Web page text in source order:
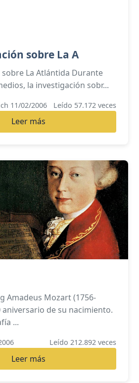
sobre La A
La Atlántida Durante
la investigación sobr...
11/02/2006 Leído 57.172 veces
Leer más
Amadeus Mozart (1756-
aniversario de su nacimiento.
...
Leído 212.892 veces
Leer más